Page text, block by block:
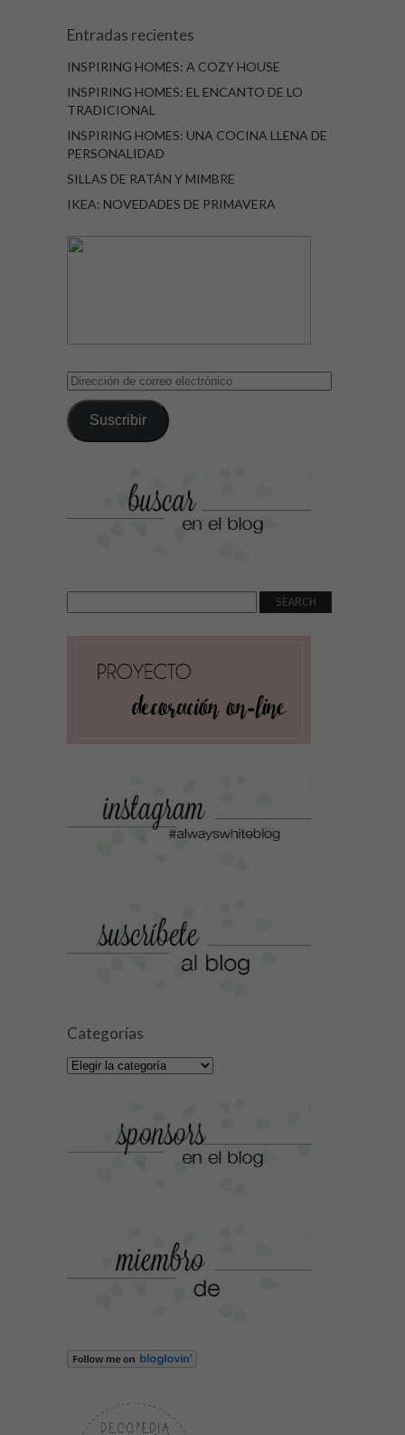
Entradas recientes
INSPIRING HOMES: A COZY HOUSE
INSPIRING HOMES: EL ENCANTO DE LO
TRADICIONAL
INSPIRING HOMES: UNA COCINA LLENA DE
PERSONALIDAD
SILLAS DE RATÁN Y MIMBRE
IKEA: NOVEDADES DE PRIMAVERA
Dirección
correo
electrónico
Suscribir
Categorías
Categorías